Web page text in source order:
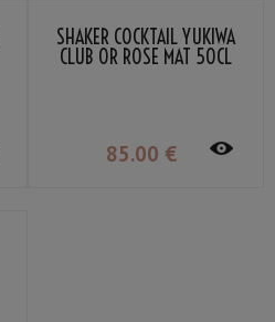
SHAKER COCKTAIL YUKIWA
CLUB OR ROSE MAT 50CL
85.00 €